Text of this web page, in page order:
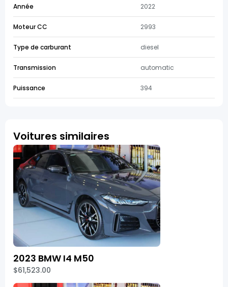
Année 2022
Moteur CC 2993
Type de carburant diesel
Transmission automatic
Puissance 394
Voitures similaires
2023 BMW I4 M50
$61,523.00